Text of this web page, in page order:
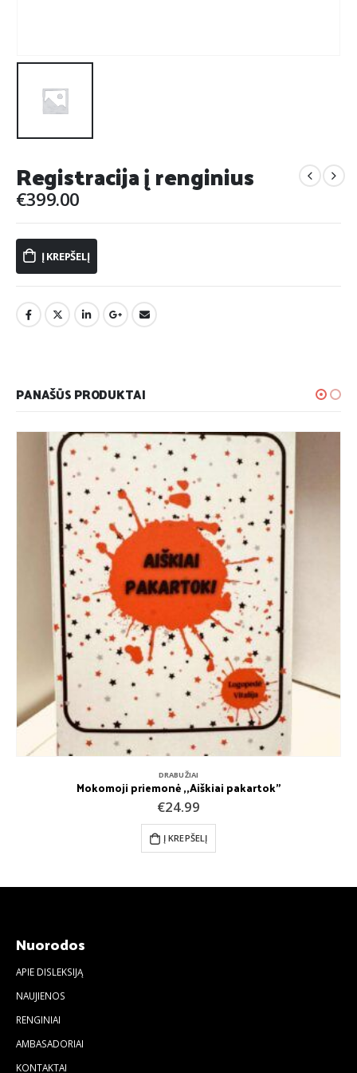
Registracija į renginius
€399.00
Į KREPŠELĮ
PANAŠŪS PRODUKTAI
DRABUŽIAI
Mokomoji priemonė ,,Aiškiai pakartok”
€24.99
Į KREPŠELĮ
Nuorodos
APIE DISLEKSIJĄ
NAUJIENOS
RENGINIAI
AMBASADORIAI
KONTAKTAI